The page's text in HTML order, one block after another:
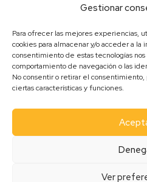
Gestionar
Para ofrecer las mejores experiencias,
cookies para almacenar y/o acceder a la
consentimiento de estas tecnologías
comportamiento de navegación o las
No consentir o retirar el
ciertas características y funciones.
Ver
Aviso
Política de
Política de